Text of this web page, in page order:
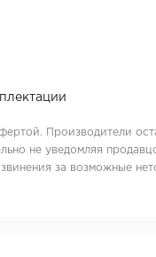
Производители
не уведомляя
за возможные